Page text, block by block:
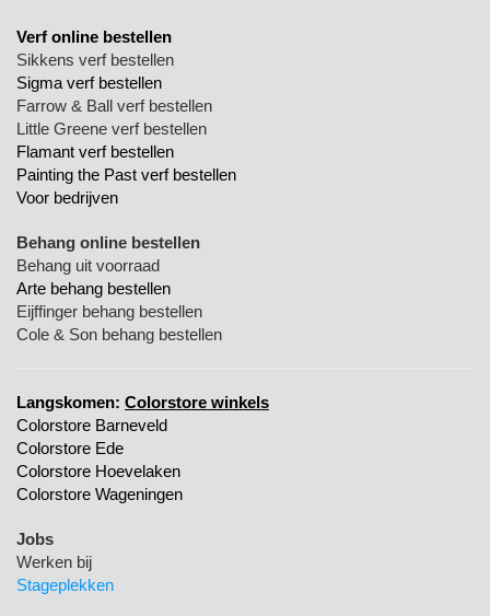
Verf online bestellen
Sikkens verf bestellen
Sigma verf bestellen
Farrow & Ball verf bestellen
Little Greene verf bestellen
Flamant verf bestellen
Painting the Past verf bestellen
Voor bedrijven
Behang online bestellen
Behang uit voorraad
Arte behang bestellen
Eijffinger behang bestellen
Cole & Son behang bestellen
Langskomen: Colorstore winkels
Colorstore Barneveld
Colorstore Ede
Colorstore Hoevelaken
Colorstore Wageningen
Jobs
Werken bij
Stageplekken